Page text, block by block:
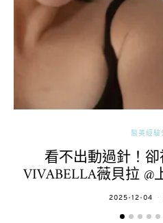
醫美經驗
看不出動過針！
VIVABELLA薇貝拉
POSTED
2025-12-04